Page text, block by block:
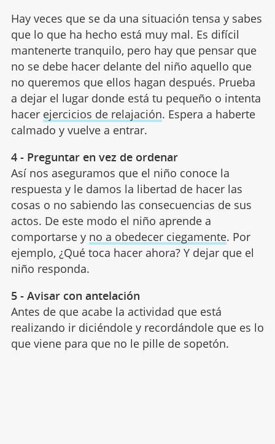
Hay veces que se da una situación tensa y sabes
que lo que ha hecho está muy mal. Es difícil
mantenerte tranquilo, pero hay que pensar que
no se debe hacer delante del niño aquello que
no queremos que ellos hagan después. Prueba
a dejar el lugar donde está tu pequeño o intenta
hacer ejercicios de relajación. Espera a haberte
calmado y vuelve a entrar.
4 - Preguntar en vez de ordenar
Así nos aseguramos que el niño conoce la
respuesta y le damos la libertad de hacer las
cosas o no sabiendo las consecuencias de sus
actos. De este modo el niño aprende a
comportarse y no a obedecer ciegamente. Por
ejemplo, ¿Qué toca hacer ahora? Y dejar que el
niño responda.
5 - Avisar con antelación
Antes de que acabe la actividad que está
realizando ir diciéndole y recordándole que es lo
que viene para que no le pille de sopetón.